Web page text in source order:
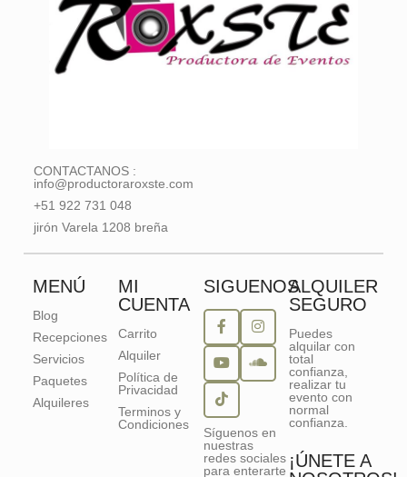
CONTACTANOS :
info@productoraroxste.com
+51 922 731 048
jirón Varela 1208 breña
MENÚ
Blog
Recepciones
Servicios
Paquetes
Alquileres
MI
CUENTA
Carrito
Alquiler
Política de
Privacidad
Terminos y
Condiciones
SIGUENOS
Síguenos en
nuestras
redes sociales
para enterarte
ALQUILER
SEGURO
Puedes
alquilar con
total
confianza,
realizar tu
evento con
normal
confianza.
¡ÚNETE A